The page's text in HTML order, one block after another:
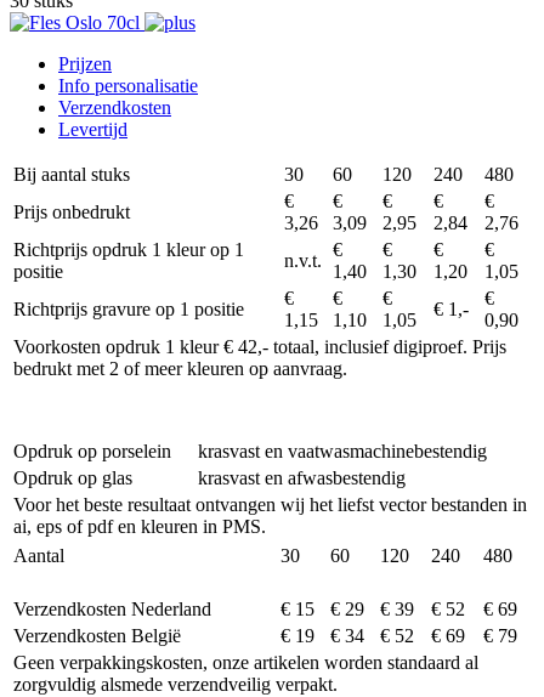
Prijzen
Info personalisatie
Verzendkosten
Levertijd
Bij aantal stuks 30 60 120 240
480
Prijs onbedrukt
€
3,26
€
3,09
€
2,95
€
2,84
€
2,76
Richtprijs opdruk 1 kleur op 1
positie
n.v.t.
€
1,40
€
1,30
€
1,20
€
1,05
Richtprijs gravure op 1 positie
€
1,15
€
1,10
€
1,05
€ 1,-
€
0,90
Voorkosten opdruk 1 kleur € 42,- totaal, inclusief digiproef. Prijs
bedrukt met 2 of meer kleuren op aanvraag.
Opdruk op porselein
krasvast en vaatwasmachinebestendig
Opdruk op glas
krasvast en afwasbestendig
Voor het beste resultaat ontvangen wij het liefst vector bestanden in
ai, eps of pdf en kleuren in PMS.
Aantal
30 60 120 240 480
Verzendkosten Nederland € 15 € 29 € 39 € 52
€ 69
Verzendkosten België
€ 19 € 34 € 52 € 69
€ 79
Geen verpakkingskosten, onze artikelen worden standaard al
zorgvuldig alsmede verzendveilig verpakt.